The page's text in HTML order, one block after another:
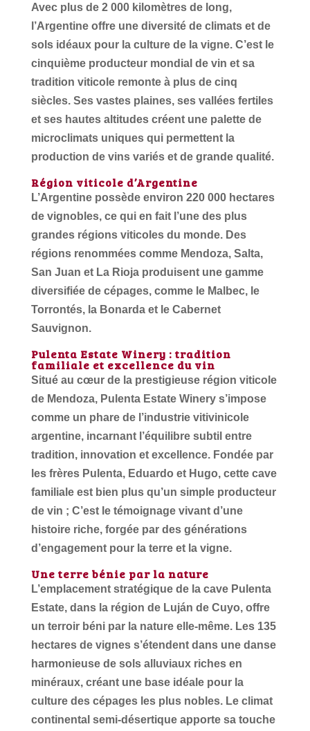
Avec plus de 2 000 kilomètres de long,
l’Argentine offre une diversité de climats et de
sols idéaux pour la culture de la vigne. C’est le
cinquième producteur mondial de vin et sa
tradition viticole remonte à plus de cinq
siècles. Ses vastes plaines, ses vallées fertiles
et ses hautes altitudes créent une palette de
microclimats uniques qui permettent la
production de vins variés et de grande qualité.
Région viticole d’Argentine
L’Argentine possède environ 220 000 hectares
de vignobles, ce qui en fait l’une des plus
grandes régions viticoles du monde. Des
régions renommées comme Mendoza, Salta,
San Juan et La Rioja produisent une gamme
diversifiée de cépages, comme le Malbec, le
Torrontés, la Bonarda et le Cabernet
Sauvignon.
Pulenta Estate Winery : tradition
familiale et excellence du vin
Situé au cœur de la prestigieuse région viticole
de Mendoza, Pulenta Estate Winery s’impose
comme un phare de l’industrie vitivinicole
argentine, incarnant l’équilibre subtil entre
tradition, innovation et excellence. Fondée par
les frères Pulenta, Eduardo et Hugo, cette cave
familiale est bien plus qu’un simple producteur
de vin ; C’est le témoignage vivant d’une
histoire riche, forgée par des générations
d’engagement pour la terre et la vigne.
Une terre bénie par la nature
L’emplacement stratégique de la cave Pulenta
Estate, dans la région de Luján de Cuyo, offre
un terroir béni par la nature elle-même. Les 135
hectares de vignes s’étendent dans une danse
harmonieuse de sols alluviaux riches en
minéraux, créant une base idéale pour la
culture des cépages les plus nobles. Le climat
continental semi-désertique apporte sa touche